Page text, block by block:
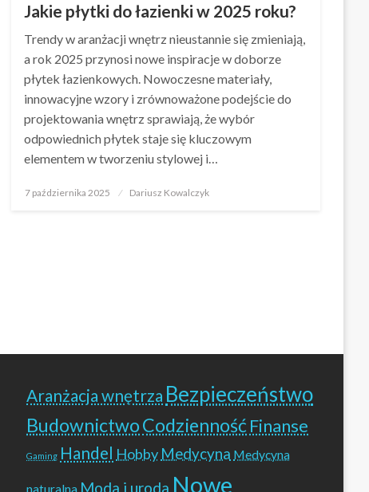
Jakie płytki do łazienki w 2025 roku?
Trendy w aranżacji wnętrz nieustannie się zmieniają,
a rok 2025 przynosi nowe inspiracje w doborze
płytek łazienkowych. Nowoczesne materiały,
innowacyjne wzory i zrównoważone podejście do
projektowania wnętrz sprawiają, że wybór
odpowiednich płytek staje się kluczowym
elementem w tworzeniu stylowej i…
Opublikowane
7 października 2025 Dariusz Kowalczyk
Aranżacja wnętrza Bezpieczeństwo
BudownictwoCodziennośćFinanse
Gaming Handel Hobby Medycyna Medycyna
naturalna Moda i uroda Nowe